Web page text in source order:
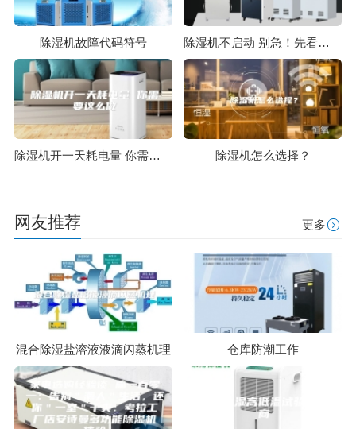
除湿机故障代码符号 除湿机不启动 别急！先看看是不是这些原因
除湿机开一天耗电量 你需要这么做 除湿机怎么选择？
网友推荐 更多
混合除湿盐溶液液滴闪蒸机理 仓库防潮工作